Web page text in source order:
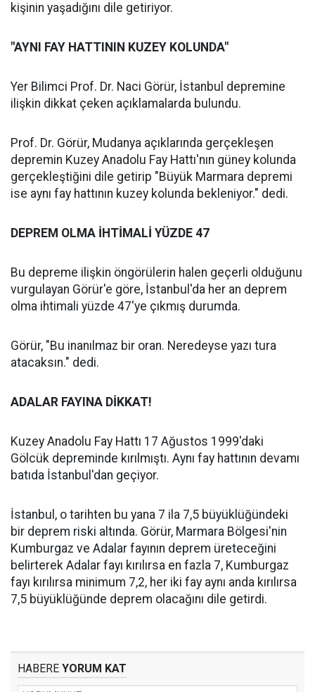
kişinin yaşadığını dile getiriyor.
"AYNI FAY HATTININ KUZEY KOLUNDA"
Yer Bilimci Prof. Dr. Naci Görür, İstanbul depremine
ilişkin dikkat çeken açıklamalarda bulundu.
Prof. Dr. Görür, Mudanya açıklarında gerçekleşen
depremin Kuzey Anadolu Fay Hattı'nın güney kolunda
gerçekleştiğini dile getirip "Büyük Marmara depremi
ise aynı fay hattının kuzey kolunda bekleniyor." dedi.
DEPREM OLMA İHTİMALİ YÜZDE 47
Bu depreme ilişkin öngörülerin halen geçerli olduğunu
vurgulayan Görür'e göre, İstanbul'da her an deprem
olma ihtimali yüzde 47'ye çıkmış durumda.
Görür, "Bu inanılmaz bir oran. Neredeyse yazı tura
atacaksın." dedi.
ADALAR FAYINA DİKKAT!
Kuzey Anadolu Fay Hattı 17 Ağustos 1999'daki
Gölcük depreminde kırılmıştı. Aynı fay hattının devamı
batıda İstanbul'dan geçiyor.
İstanbul, o tarihten bu yana 7 ila 7,5 büyüklüğündeki
bir deprem riski altında. Görür, Marmara Bölgesi'nin
Kumburgaz ve Adalar fayının deprem üreteceğini
belirterek Adalar fayı kırılırsa en fazla 7, Kumburgaz
fayı kırılırsa minimum 7,2, her iki fay aynı anda kırılırsa
7,5 büyüklüğünde deprem olacağını dile getirdi.
HABERE YORUM KAT